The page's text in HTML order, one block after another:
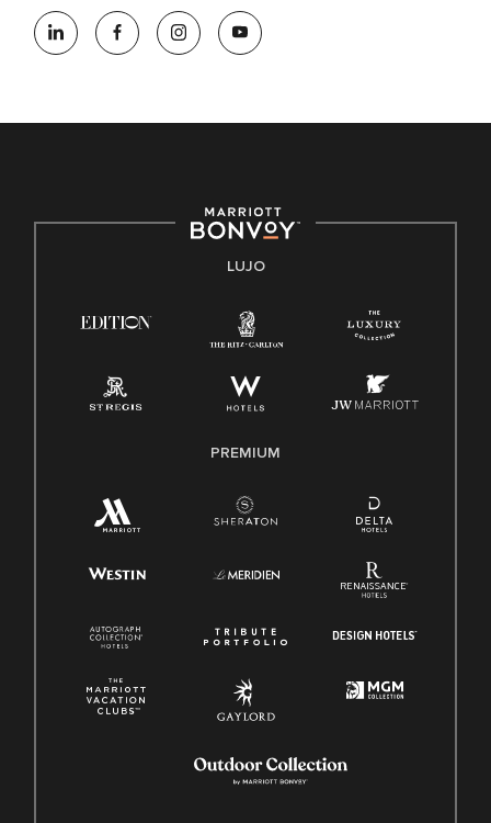
oportunidades que se compromete a contratar una fuerza
de trabajo diversa y a mantener una cultura inclusiva.
Derecho a trabajar inglés/español
Conozca sus derechos
Ley de licencia familiar y médica (FMLA)
LUJO
PREMIUM